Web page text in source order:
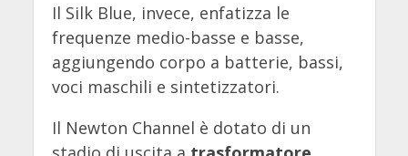
Il Silk Blue, invece, enfatizza le
frequenze medio-basse e basse,
aggiungendo corpo a batterie, bassi,
voci maschili e sintetizzatori.
Il Newton Channel è dotato di un